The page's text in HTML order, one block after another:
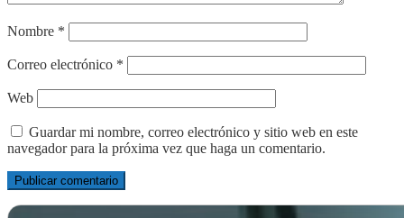
Nombre *
Correo electrónico *
Web
Guardar mi nombre, correo electrónico y sitio web en este
navegador para la próxima vez que haga un comentario.